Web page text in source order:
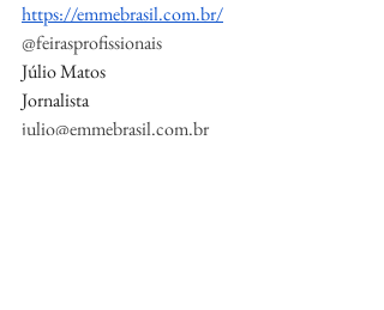
https://emmebrasil.com.br/
@feirasprofissionais
Júlio Matos
Jornalista
julio@emmebrasil.com.br